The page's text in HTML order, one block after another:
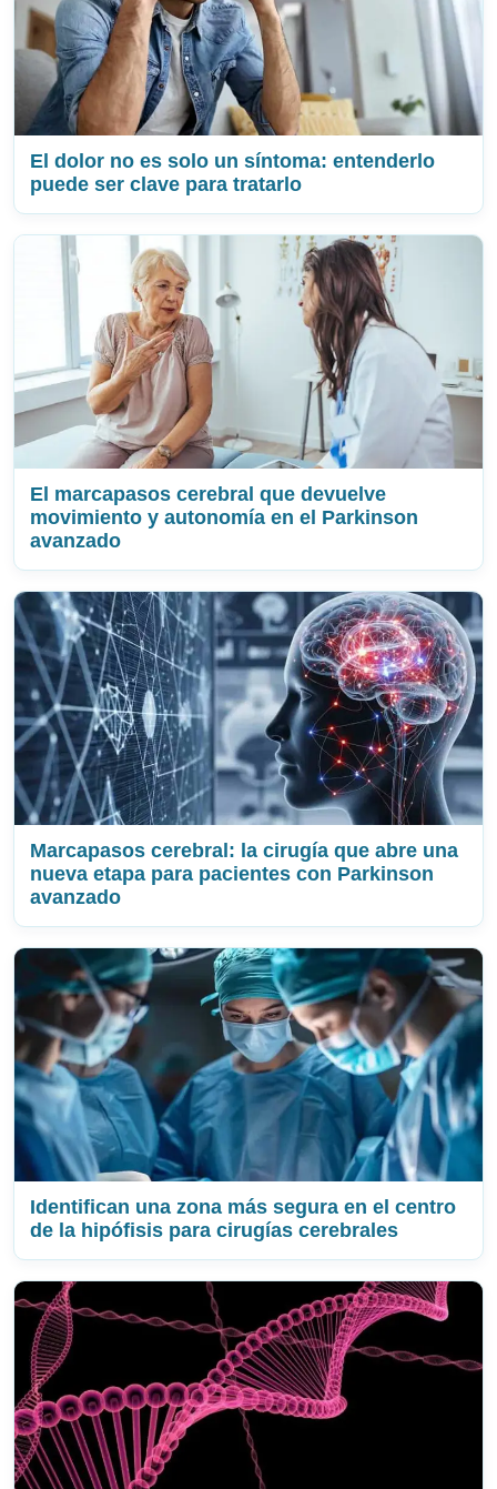
El dolor no es solo un síntoma: entenderlo
puede ser clave para tratarlo
El marcapasos cerebral que devuelve
movimiento y autonomía en el Parkinson
avanzado
Marcapasos cerebral: la cirugía que abre una
nueva etapa para pacientes con Parkinson
avanzado
Identifican una zona más segura en el centro
de la hipófisis para cirugías cerebrales